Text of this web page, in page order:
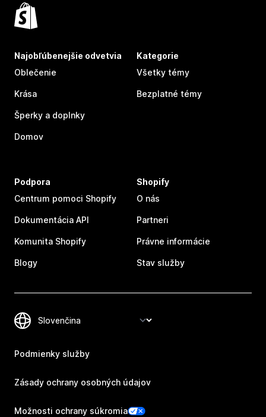
Najobľúbenejšie odvetvia
Oblečenie
Krása
Šperky a doplnky
Domov
Kategorie
Všetky témy
Bezplatné témy
Podpora
Centrum pomoci Shopify
Dokumentácia API
Komunita Shopify
Blogy
Shopify
O nás
Partneri
Právne informácie
Stav služby
Podmienky služby
Zásady ochrany osobných údajov
Možnosti ochrany súkromia